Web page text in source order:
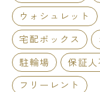
ウォシュレット
宅配ボックス
駐輪場
保証人
フリーレント